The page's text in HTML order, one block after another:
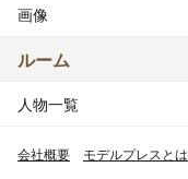
画像
ルーム
人物一覧
会社概要 モデルプレスとは